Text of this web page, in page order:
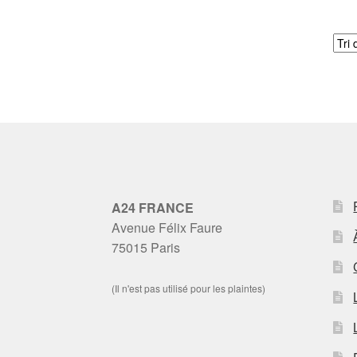
A24 FRANCE
Avenue Félix Faure
75015 Paris
(Il n'est pas utilisé pour les plaintes)